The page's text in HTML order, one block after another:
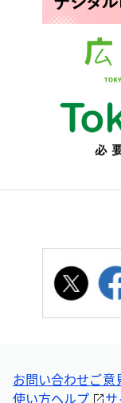
お問い合わせご意
使い方ヘルプ